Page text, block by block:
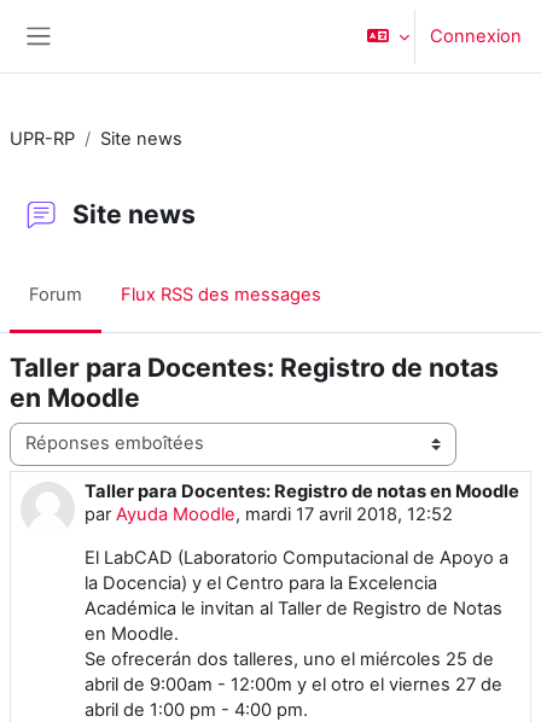
Connexion
UPR-RP Site news
Site news
Forum Flux RSS des messages
Taller para Docentes: Registro de notas
en Moodle
Type d'affichage
Taller para Docentes: Registro de notas en Moodle
parAyuda Moodle, mardi 17 avril 2018, 12:52
Number of replies: 0
El LabCAD (Laboratorio Computacional de Apoyo a
la Docencia) y el Centro para la Excelencia
Académica le invitan al Taller de Registro de Notas
en Moodle.
Se ofrecerán dos talleres, uno el miércoles 25 de
abril de 9:00am - 12:00m y el otro el viernes 27 de
abril de 1:00 pm - 4:00 pm.